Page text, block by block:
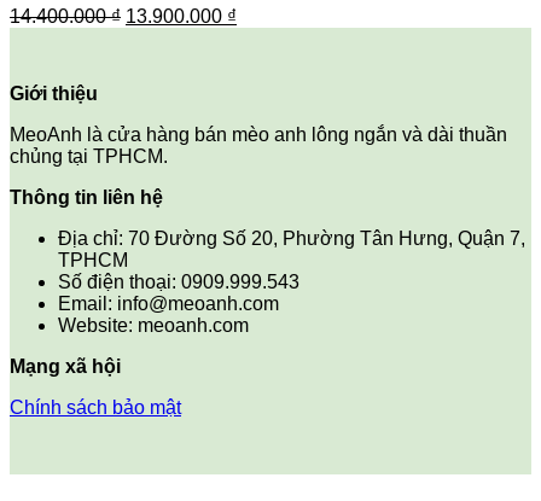
14.400.000₫ Giá
13.900.000 ₫
Giới thiệu
MeoAnh là cửa hàng bán mèo anh lông ngắn và dài thuần
chủng tại TPHCM.
Thông tin liên hệ
Địa chỉ: 70 Đường Số 20, Phường Tân Hưng, Quận 7,
TPHCM
Số điện thoại: 0909.999.543
Email: info@meoanh.com
Website: meoanh.com
Mạng xã hội
Chính sách bảo mật